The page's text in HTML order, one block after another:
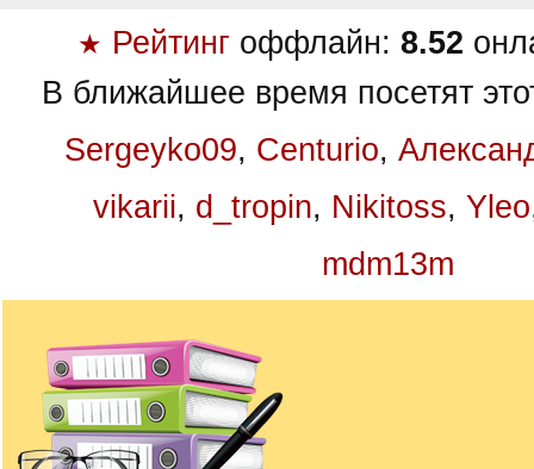
★ Рейтинг оффлайн: 8.52
В ближайшее время посетят
Sergeyko09, Centurio,
vikarii, d_tropin, Nikitoss, Yleo
mdm13m